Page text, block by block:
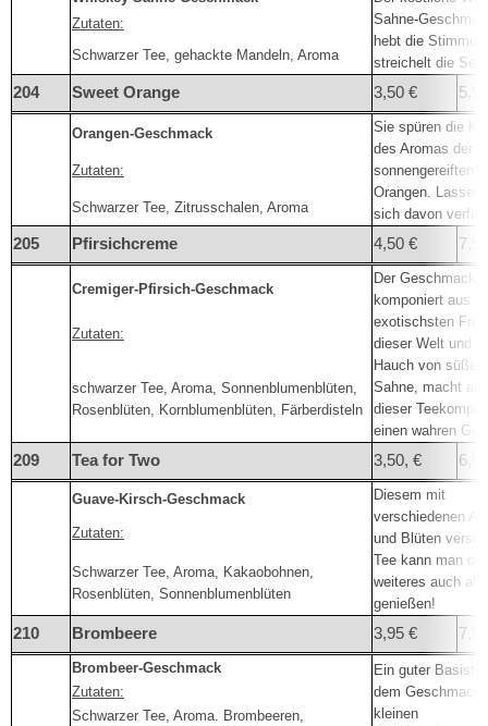
Sahne-
hebt die
streichelt die
Zutaten:
Schwarzer Tee, gehackte Mandeln, Aroma
204 Sweet Orange 3,50 €
Orangen-Geschmack
Sie spüren die
des Aromas der
sonnengereiften
Orangen. Lassen
sich davon
Zutaten:
Schwarzer Tee, Zitrusschalen, Aroma
205 Pfirsichcreme 4,50 €
Cremiger-Pfirsich-Geschmack
Der Geschmack,
komponiert aus
exotischsten
dieser Welt und
Hauch von süßer
Sahne, macht aus
dieser
einen wahren
Zutaten:
schwarzer Tee, Aroma, Sonnenblumenblüten,
Rosenblüten, Kornblumenblüten, Färberdisteln
209 Tea for Two 3,50, €
Guave-Kirsch-Geschmack
Diesem mit
verschiedenen
und Blüten
Tee kann man
weiteres auch
genießen!
Zutaten:
Schwarzer Tee, Aroma, Kakaobohnen,
Rosenblüten, Sonnenblumenblüten
210 Brombeere 3,95 €
Brombeer-Geschmack
Ein guter
dem Geschmack
kleinen
Zutaten:
Schwarzer Tee, Aroma. Brombeeren,